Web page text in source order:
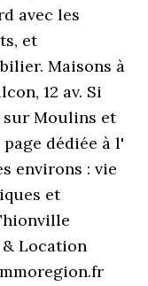
avec les
et
Maisons à
12 av. Si
sur Moulins et
dédiée à l'
environs : vie
et
Location